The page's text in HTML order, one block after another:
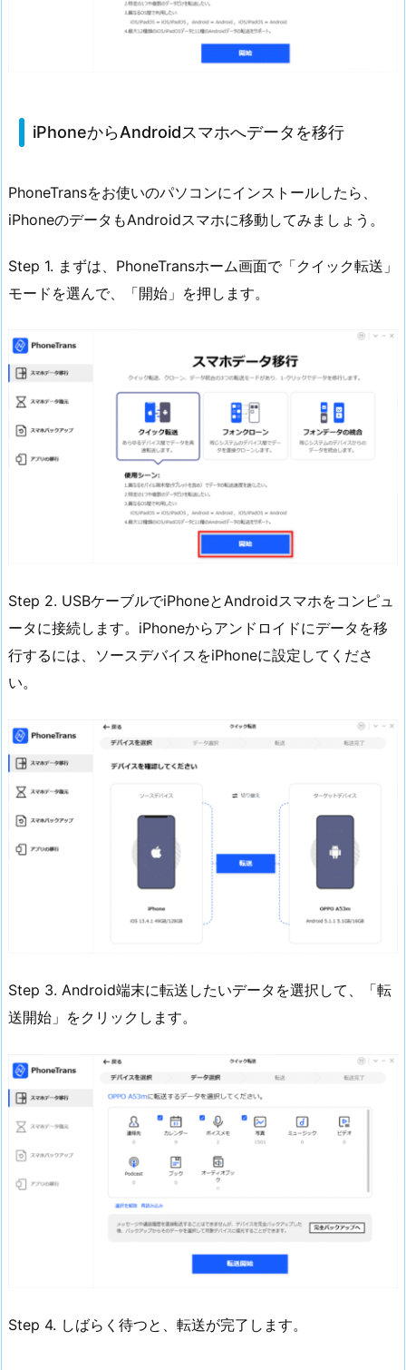
iPhoneからAndroidスマホへデータを移行
PhoneTransをお使いのパソコンにインストールしたら、
iPhoneのデータもAndroidスマホに移動してみましょう。
Step 1. まずは、PhoneTransホーム画面で「クイック転送」
モードを選んで、「開始」を押します。
Step 2. USBケーブルでiPhoneとAndroidスマホをコンピュ
ータに接続します。iPhoneからアンドロイドにデータを移
行するには、ソースデバイスをiPhoneに設定してくださ
い。
Step 3. Android端末に転送したいデータを選択して、「転
送開始」をクリックします。
Step 4. しばらく待つと、転送が完了します。